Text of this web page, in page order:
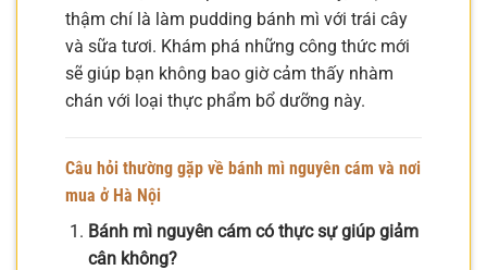
thậm chí là làm pudding bánh mì với trái cây
và sữa tươi. Khám phá những công thức mới
sẽ giúp bạn không bao giờ cảm thấy nhàm
chán với loại thực phẩm bổ dưỡng này.
Câu hỏi thường gặp về bánh mì nguyên cám và nơi
mua ở Hà Nội
Bánh mì nguyên cám có thực sự giúp giảm
cân không?